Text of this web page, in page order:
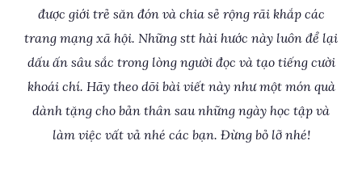
được giới trẻ săn đón và chia sẻ rộng rãi khắp các
trang mạng xã hội. Những stt hài hước này luôn để lại
dấu ấn sâu sắc trong lòng người đọc và tạo tiếng cười
khoái chí. Hãy theo dõi bài viết này như một món quà
dành tặng cho bản thân sau những ngày học tập và
làm việc vất vả nhé các bạn. Đừng bỏ lỡ nhé!